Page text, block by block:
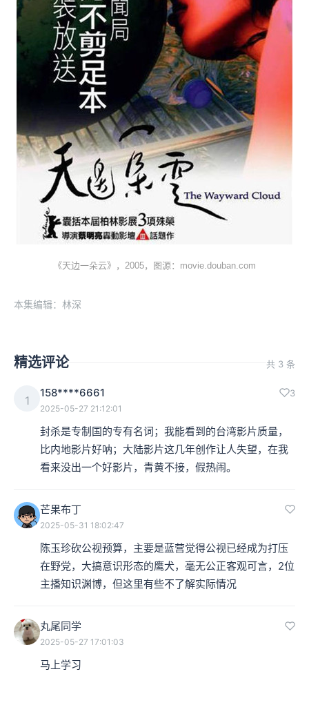
《天边一朵云》，2005，图源：movie.douban.com
本集编辑：林深
精选评论 共 3 条
1
158****6661 3
2025-05-27 21:12:01
封杀是专制国的专有名词；我能看到的台湾影片质量，
比内地影片好呐；大陆影片这几年创作让人失望，在我
看来没出一个好影片，青黄不接，假热闹。
芒果布丁
2025-05-31 18:02:47
陈玉珍砍公视预算，主要是蓝营觉得公视已经成为打压
在野党，大搞意识形态的鹰犬，毫无公正客观可言，2位
主播知识渊博，但这里有些不了解实际情况
丸尾同学
2025-05-27 17:01:03
马上学习